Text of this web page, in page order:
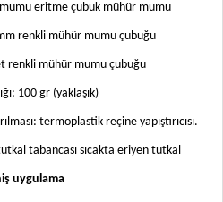
eritme çubuk mühür mumu
renkli mühür mumu çubuğu
renkli mühür mumu çubuğu
100 gr (yaklaşık)
termoplastik reçine yapıştırıcısı.
tabancası sıcakta eriyen tutkal
uygulama